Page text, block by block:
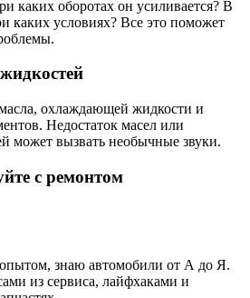
каких оборотах он усиливается? В
каких условиях? Все это поможет
охлаждающей жидкости и
Недостаток масел или
может вызвать необычные звуки.
с ремонтом
знаю автомобили от А до Я.
из сервиса, лайфхаками и